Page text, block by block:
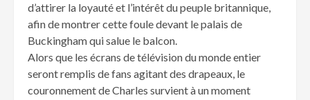
d’attirer la loyauté et l’intérêt du peuple britannique,
afin de montrer cette foule devant le palais de
Buckingham qui salue le balcon.
Alors que les écrans de télévision du monde entier
seront remplis de fans agitant des drapeaux, le
couronnement de Charles survient à un moment